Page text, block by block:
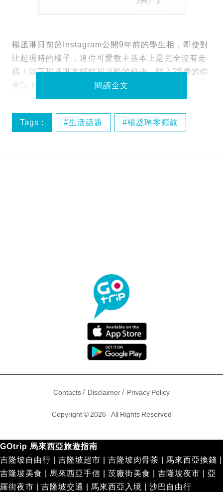
楊丞琳日前於Instagram公開9年前的學生相，即使對
比起現時的樣子，這位可愛教主基本上是完全沒有走
樣！以下楊丞琳零頸紋和凍齡的秘訣，踏入25歲的你
要記下了。
閱讀全文
Tags : 生活話題 楊丞琳零頸紋
Contacts/ Disclaimer/ Privacy Policy
Copyright © 2026 - All Rights Reserved
GOtrip 馬來西亞旅遊指南
吉隆坡自由行
吉隆坡超市 吉隆坡肉骨茶 馬來西亞換錢
吉隆坡美食
馬來西亞手信 茨廠街美食 吉隆坡夜市
亞
羅街夜市
吉隆坡交通 馬來西亞入境 沙巴自由行